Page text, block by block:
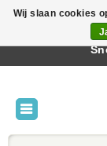
Wij slaan cookies
Beste